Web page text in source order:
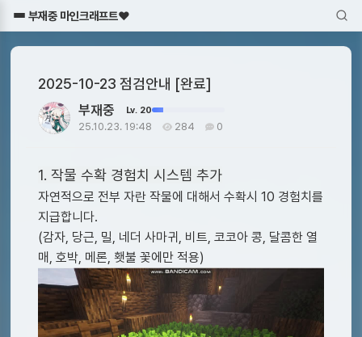
부재중 마인크래프트♥
2025-10-23 점검안내 [완료]
부재중 Lv. 20
25.10.23. 19:48 284 0
1. 작물 수확 경험치 시스템 추가
자연적으로 전부 자란 작물에 대해서 수확시 10 경험치를
지급합니다.
(감자, 당근, 밀, 네더 사마귀, 비트, 코코아 콩, 달콤한 열
매, 호박, 메론, 횃불 꽃에만 적용)